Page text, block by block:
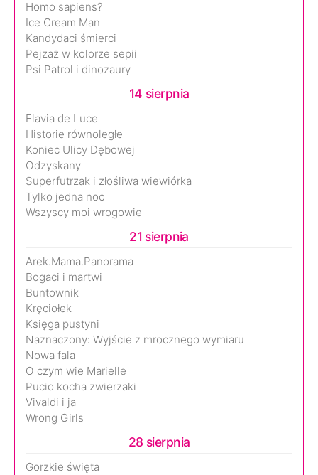
Homo sapiens?
Ice Cream Man
Kandydaci śmierci
Pejzaż w kolorze sepii
Psi Patrol i dinozaury
14 sierpnia
Flavia de Luce
Historie równoległe
Koniec Ulicy Dębowej
Odzyskany
Superfutrzak i złośliwa wiewiórka
Tylko jedna noc
Wszyscy moi wrogowie
21 sierpnia
Arek.Mama.Panorama
Bogaci i martwi
Buntownik
Kręciołek
Księga pustyni
Naznaczony: Wyjście z mrocznego wymiaru
Nowa fala
O czym wie Marielle
Pucio kocha zwierzaki
Vivaldi i ja
Wrong Girls
28 sierpnia
Gorzkie święta